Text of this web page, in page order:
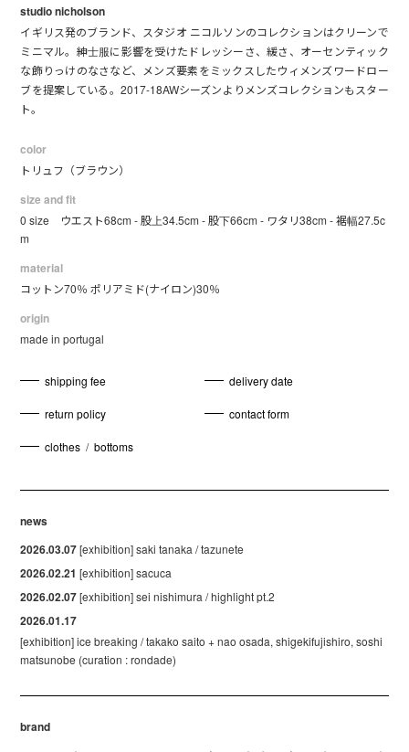
studio nicholson
イギリス発のブランド、スタジオ ニコルソンのコレクションはクリーンで
ミニマル。紳士服に影響を受けたドレッシーさ、緩さ、オーセンティック
な飾りっけのなさなど、メンズ要素をミックスしたウィメンズワードロー
ブを提案している。2017-18AWシーズンよりメンズコレクションもスター
ト。
color
トリュフ（ブラウン）
size and fit
0 size ウエスト68cm - 股上34.5cm - 股下66cm - ワタリ38cm - 裾幅27.5c
m
material
コットン70％ ポリアミド(ナイロン)30％
origin
made in portugal
shipping fee delivery date
return policy contact form
clothes / bottoms
news
2026.03.07[exhibition] saki tanaka / tazunete
2026.02.21 [exhibition] sacuca
2026.02.07[exhibition] sei nishimura / highlight pt.2
2026.01.17
[exhibition] ice breaking / takako saito + nao osada, shigekifujishiro, soshi
matsunobe (curation : rondade)
brand